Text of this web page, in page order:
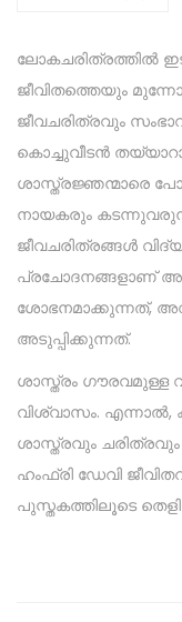
ലോകചരിത്രത്തിൽ
ജീവിതത്തെയും
ജീവചരിത്രവും
കൊച്ചുവീടൻ
ശാസ്ത്രജ്ഞന്മാരെ
നായകരും
ജീവചരിത്രങ്ങൾ
പ്രചോദനങ്ങളാണ്
ശോഭനമാക്കുന്നത്,
അടുപ്പിക്കുന്നത്.
ശാസ്ത്രം
വിശ്വാസം.
ശാസ്ത്രവും
ഹംഫ്രി ഡേവി
പുസ്തകത്തിലൂടെ